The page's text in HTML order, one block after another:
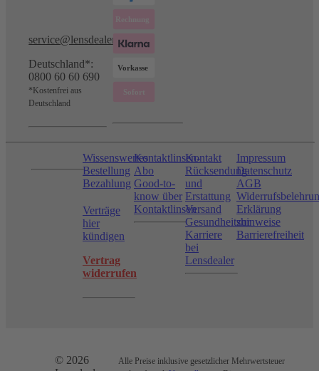
service@lensdealer.com
Deutschland*:
0800 60 60 690
*Kostenfrei aus
Deutschland
Wissenswertes
Bestellung
Bezahlung
Verträge
hier
kündigen
Vertrag
widerrufen
Kontaktlinsen-
Abo
Good-to-
know über
Kontaktlinsen
Kontakt
Rücksendung
und
Erstattung
Versand
Gesundheitshinweise
Karriere
bei
Lensdealer
Impressum
Datenschutz
AGB
Erklärung
zur
Barrierefreiheit
© 2026
Alle Preise inklusive gesetzlicher Mehrwertsteuer